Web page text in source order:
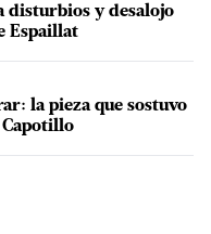
disturbios y desalojo
Espaillat
la pieza que sostuvo
Capotillo